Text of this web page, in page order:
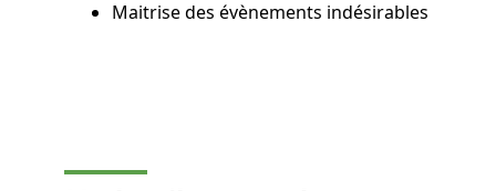
Maitrise des évènements indésirables